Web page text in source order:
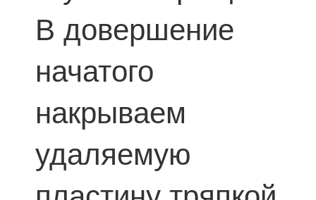
В довершение
начатого
накрываем
удаляемую